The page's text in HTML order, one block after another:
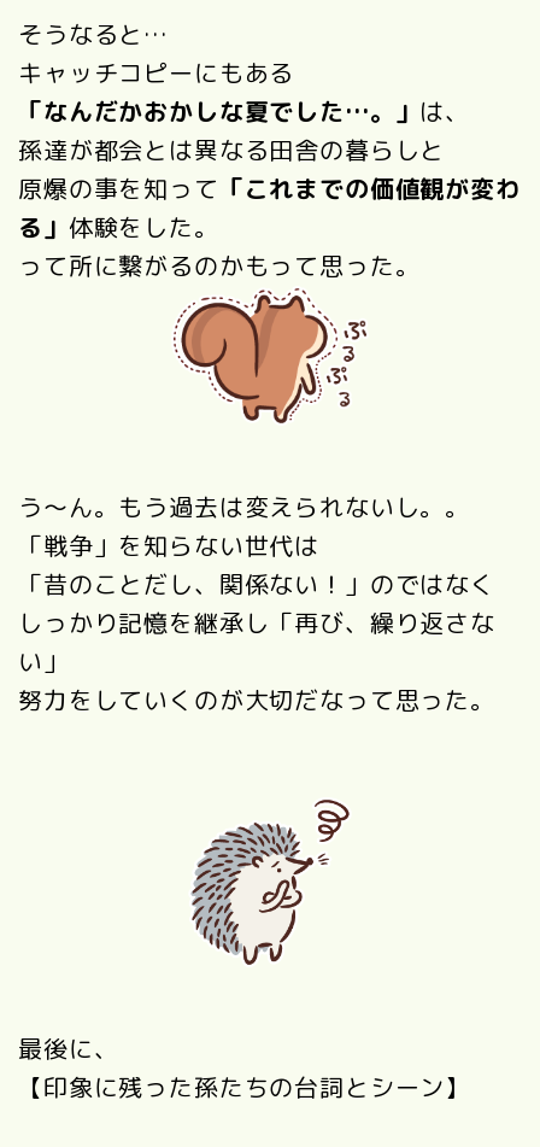
そうなると…
キャッチコピーにもある
「なんだかおかしな夏でした…。」 は、
孫達が都会とは異なる田舎の暮らしと
原爆の事を知って 「これまでの価値観が変わ
る」 体験をした。
って所に繋がるのかもって思った。
う～ん。もう過去は変えられないし。。
「戦争」を知らない世代は
「昔のことだし、関係ない！」のではなく
しっかり記憶を継承し「再び、繰り返さな
い」
努力をしていくのが大切だなって思った。
最後に、
【印象に残った孫たちの台詞とシーン】